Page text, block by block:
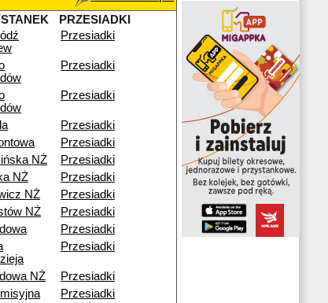
PRZESIADKI
Przesiadki
Przesiadki
Przesiadki
Przesiadki
Przesiadki
NŻ
Przesiadki
NŻ
Przesiadki
NŻ
Przesiadki
NŻ
Przesiadki
Przesiadki
Przesiadki
NŻ
Przesiadki
Przesiadki